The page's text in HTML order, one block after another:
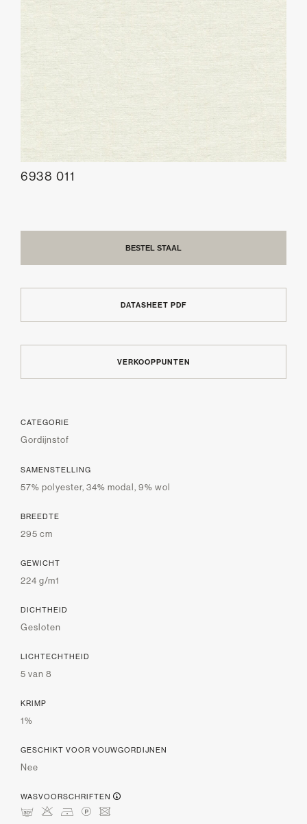
6938 011
BESTEL STAAL
DATASHEET PDF
VERKOOPPUNTEN
CATEGORIE
Gordijnstof
SAMENSTELLING
57% polyester, 34% modal, 9% wol
BREEDTE
295 cm
GEWICHT
224 g/m1
DICHTHEID
Gesloten
LICHTECHTHEID
5 van 8
KRIMP
1%
GESCHIKT VOOR VOUWGORDIJNEN
Nee
WASVOORSCHRIFTEN
mHDLU